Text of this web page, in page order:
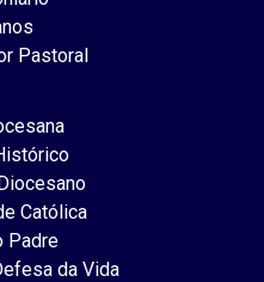
Pastoral
Católica
Padre
da Vida